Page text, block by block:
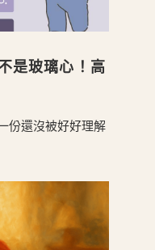
是玻璃心！高
份還沒被好好理解